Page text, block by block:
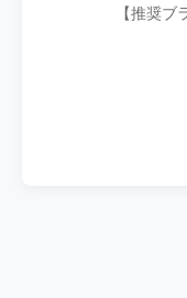
【推奨ブ